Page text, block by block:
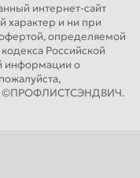
интернет-сайт
характер и ни при
офертой, определяемой
Российской
информации о
©ПРОФЛИСТСЭНДВИЧ.